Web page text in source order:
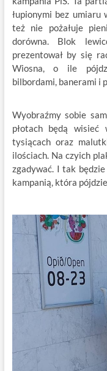
łupionymi bez umiaru
też nie pożałuje
dorówna. Blok
prezentował by się
Wiosna, o ile
bilbordami, banerami i
Wyobraźmy sobie
płotach będą
tysiącach oraz
ilościach. Na czyich
zgadywać. I tak
kampanią, która